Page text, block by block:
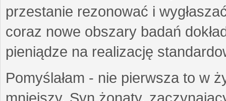
przestanie rezonować i
coraz nowe obszary badań
pieniądze na realizację
Pomyślałam - nie pierwsza to w
mniejszy. Syn żonaty,